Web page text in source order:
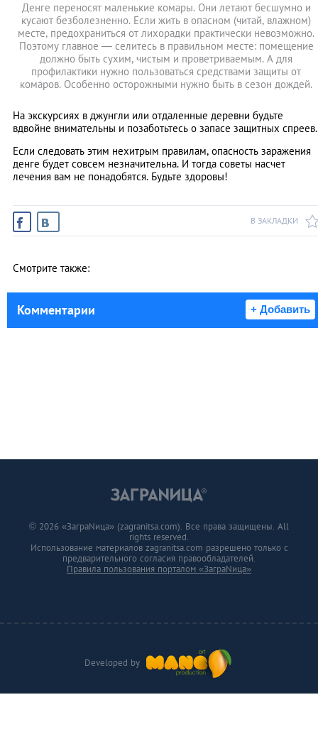
Денге переносят маленькие комары. Они летают бесшумно и
кусают безболезненно. Если жить в опасном (читай, влажном)
месте, предохраниться от лихорадки практически невозможно.
Поэтому главное — селитесь в правильном месте: помещение
должно быть сухим, чистым и проветриваемым. А для
профилактики нужно пользоваться средствами защиты от
комаров. Особенно осторожными нужно быть в сезон дождей.
На экскурсиях в джунгли или отдаленные деревни будьте
вдвойне внимательны и позаботьтесь о запасе защитных спреев.
Если следовать этим нехитрым правилам, опасность заражения
денге будет совсем незначительна. И тогда советы насчет
лечения вам не понадобятся. Будьте здоровы!
В ЗАКЛАДКИ
Смотрите также:
Комментарии + Добавить
Developed by
© 2026 «ЗаграNица» (zagranitsa.com). Все права защищены. All
rights reserved.
Использование материалов zagranitsa.com разрешено только с
предварительного согласия правообладателей.
Правила пользования порталом «ЗаграNица»